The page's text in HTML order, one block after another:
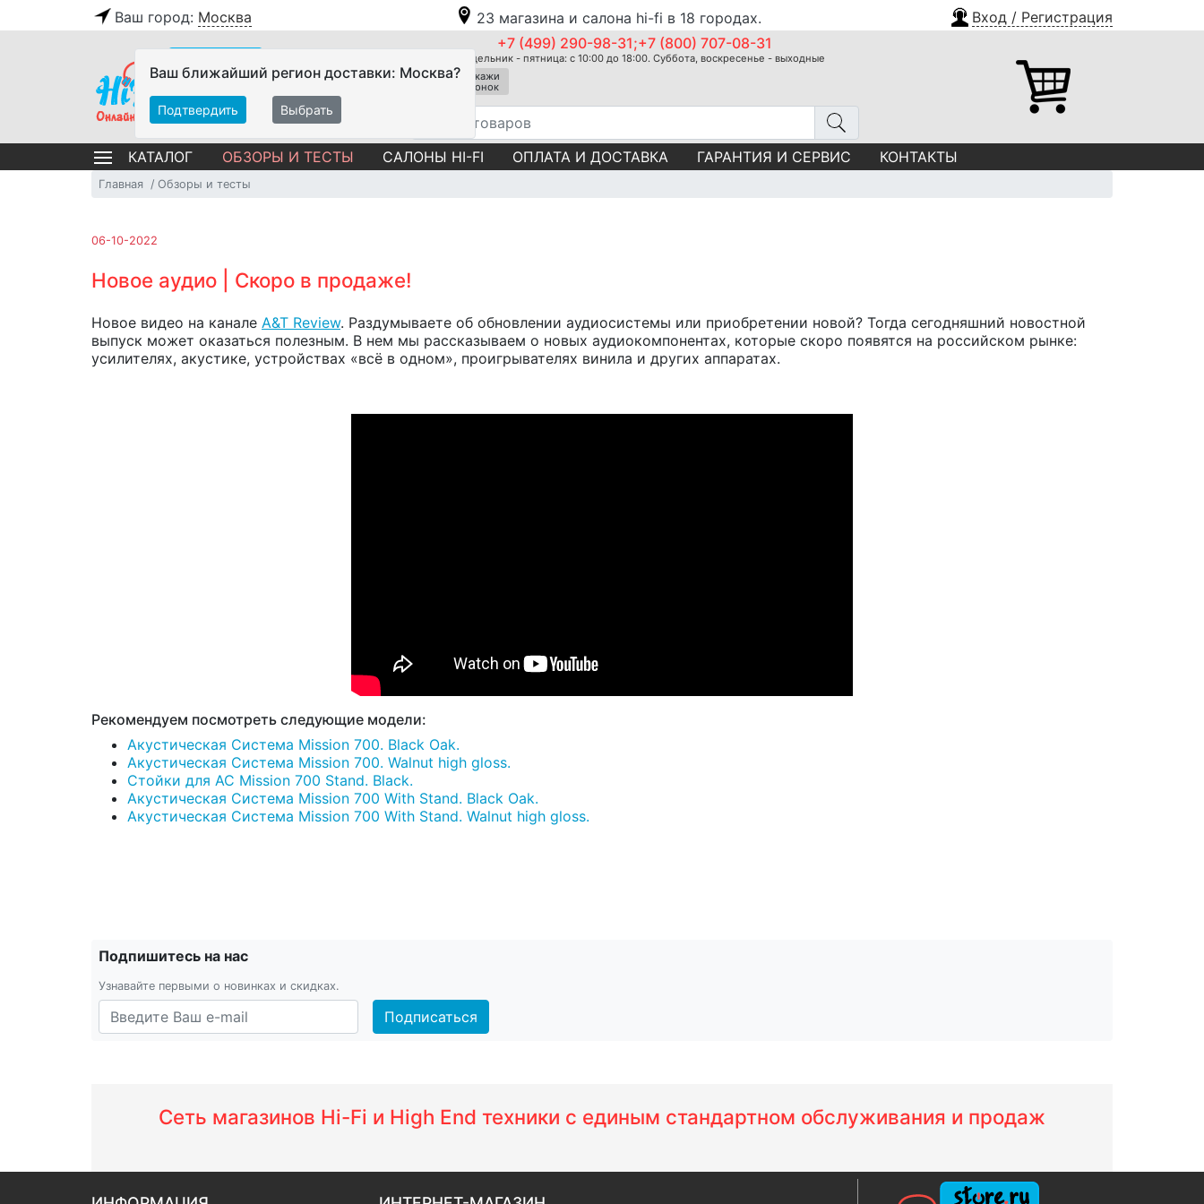
Ваш город: Москва 23 магазина и салона hi-fi в 18 городах. Вход / Регистрация
Ваш ближайший регион доставки: Москва?
Подтвердить Выбрать
+7 (499) 290-98-31;+7 (800) 707-08-31
Понедельник - пятница: с 10:00 до 18:00. Суббота, воскресенье - выходные
Закажи
звонок
КАТАЛОГ ОБЗОРЫ И ТЕСТЫ САЛОНЫ HI-FI ОПЛАТА И ДОСТАВКА ГАРАНТИЯ И СЕРВИС КОНТАКТЫ
Главная Обзоры и тесты
06-10-2022
Новое аудио | Cкоро в продаже!
Новое видео на канале A&T Review. Раздумываете об обновлении аудиосистемы или приобретении новой? Тогда сегодняшний новостной
выпуск может оказаться полезным. В нем мы рассказываем о новых аудиокомпонентах, которые скоро появятся на российском рынке:
усилителях, акустике, устройствах «всё в одном», проигрывателях винила и других аппаратах.
Рекомендуем посмотреть следующие модели:
Акустическая Система Mission 700. Black Oak.
Акустическая Система Mission 700. Walnut high gloss.
Стойки для АС Mission 700 Stand. Black.
Акустическая Система Mission 700 With Stand. Black Oak.
Акустическая Система Mission 700 With Stand. Walnut high gloss.
Подпишитесь на нас
Узнавайте первыми о новинках и скидках.
Подписаться
Сеть магазинов Hi-Fi и High End техники с единым стандартном обслуживания и продаж